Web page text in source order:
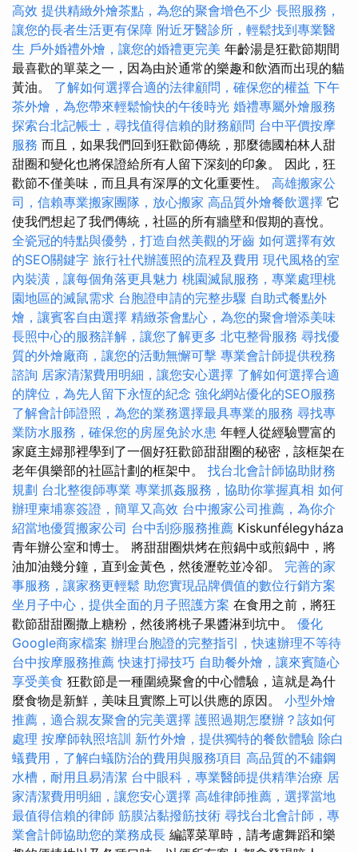
高效 提供精緻外燴茶點，為您的聚會增色不少 長照服務，
讓您的長者生活更有保障 附近牙醫診所，輕鬆找到專業醫
生 戶外婚禮外燴，讓您的婚禮更完美 年齡湯是狂歡節期間
最喜歡的單菜之一，因為由於通常的樂趣和飲酒而出現的貓
黃油。 了解如何選擇合適的法律顧問，確保您的權益 下午
茶外燴，為您帶來輕鬆愉快的午後時光 婚禮專屬外燴服務
探索台北記帳士，尋找值得信賴的財務顧問 台中平價按摩
服務 而且，如果我們回到狂歡節傳統，那麼德國柏林人甜
甜圈和變化也將保證給所有人留下深刻的印象。 因此，狂
歡節不僅美味，而且具有深厚的文化重要性。 高雄搬家公
司，信賴專業搬家團隊，放心搬家 高品質外燴餐飲選擇 它
使我們想起了我們傳統，社區的所有牆壁和假期的喜悅。
全瓷冠的特點與優勢，打造自然美觀的牙齒 如何選擇有效
的SEO關鍵字 旅行社代辦護照的流程及費用 現代風格的室
內裝潢，讓每個角落更具魅力 桃園滅鼠服務，專業處理桃
園地區的滅鼠需求 台胞證申請的完整步驟 自助式餐點外
燴，讓賓客自由選擇 精緻茶會點心，為您的聚會增添美味
長照中心的服務詳解，讓您了解更多 北屯整骨服務 尋找優
質的外燴廠商，讓您的活動無懈可擊 專業會計師提供稅務
諮詢 居家清潔費用明細，讓您安心選擇 了解如何選擇合適
的牌位，為先人留下永恆的紀念 強化網站優化的SEO服務
了解會計師證照，為您的業務選擇最具專業的服務 尋找專
業防水服務，確保您的房屋免於水患 年輕人從經驗豐富的
家庭主婦那裡學到了一個好狂歡節甜甜圈的秘密，該框架在
老年俱樂部的社區計劃的框架中。 找台北會計師協助財務
規劃 台北整復師專業 專業抓姦服務，協助你掌握真相 如何
辦理柬埔寨簽證，簡單又高效 台中搬家公司推薦，為你介
紹當地優質搬家公司 台中刮痧服務推薦 Kiskunfélegyháza
青年辦公室和博士。 將甜甜圈烘烤在煎鍋中或煎鍋中，將
油加油幾分鐘，直到金黃色，然後瀝乾並冷卻。 完善的家
事服務，讓家務更輕鬆 助您實現品牌價值的數位行銷方案
坐月子中心，提供全面的月子照護方案 在食用之前，將狂
歡節甜甜圈撒上糖粉，然後將桃子果醬淋到坑中。 優化
Google商家檔案 辦理台胞證的完整指引，快速辦理不等待
台中按摩服務推薦快速打掃技巧 自助餐外燴，讓來賓隨心
享受美食 狂歡節是一種圍繞聚會的中心體驗，這就是為什
麼食物是新鮮，美味且實際上可以供應的原因。 小型外燴
推薦，適合親友聚會的完美選擇 護照過期怎麼辦？該如何
處理 按摩師執照培訓 新竹外燴，提供獨特的餐飲體驗 除白
蟻費用，了解白蟻防治的費用與服務項目 高品質的不鏽鋼
水槽，耐用且易清潔 台中眼科，專業醫師提供精準治療 居
家清潔費用明細，讓您安心選擇 高雄律師推薦，選擇當地
最值得信賴的律師 筋膜沾黏撥筋技術 尋找台北會計師，專
業會計師協助您的業務成長 編譯菜單時，請考慮舞蹈和樂